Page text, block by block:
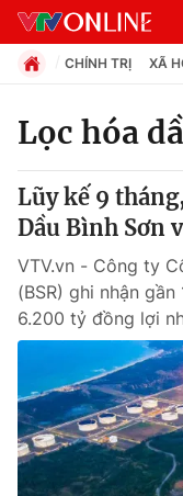
Chuyên mục
Chính trị
Xã hội
Pháp luật
Y tế
Thế giới
CHÍNH TRỊ XÃ
Lọc hóa
Lũy kế 9
Dầu Bình Sơn
VTV.vn - Công ty
(BSR) ghi nhận
6.200 tỷ đồng lợi